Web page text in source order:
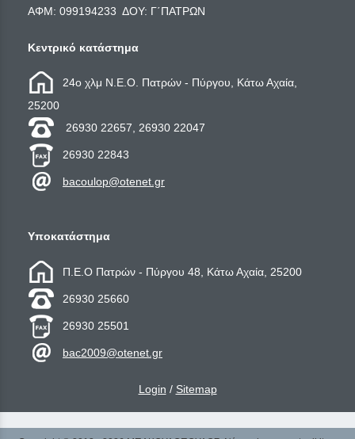
ΑΦΜ: 099194233 ΔΟΥ: Γ΄ΠΑΤΡΩΝ
Κεντρικό κατάστημα
24ο χλμ Ν.Ε.Ο. Πατρών - Πύργου, Κάτω Αχαία,
25200
26930 22657, 26930 22047
26930 22843
bacoulop@otenet.gr
Υποκατάστημα
Π.Ε.Ο Πατρών - Πύργου 48, Κάτω Αχαία, 25200
26930 25660
26930 25501
bac2009@otenet.gr
Login / Sitemap